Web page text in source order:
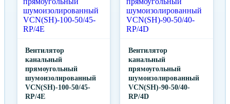
температуре
окружающей среды от
-25ºС до +50 ºС.
температуре
окружающей среды от
-25ºС до +50 ºС.
Вентилятор
канальный
прямоугольный
шумоизолированный
VCN(SH)-100-50/45-
RP/4E
Вентилятор
канальный
прямоугольный
шумоизолированный
VCN(SH)-90-50/40-
RP/4D